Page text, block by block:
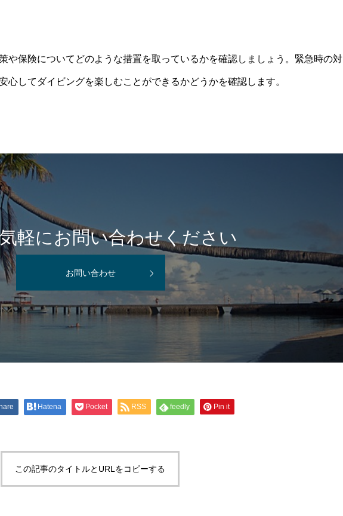
や保険についてどのような措置を取っているかを確認しましょう。緊急時の対
心してダイビングを楽しむことができるかどうかを確認します。
軽にお問い合わせください
お問い合わせ
Hatena Pocket RSS feedly Pin it
この記事のタイトルとURLをコピーする